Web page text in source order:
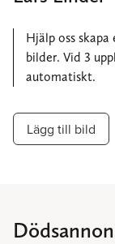
Hjälp oss
bilder. Vid 3
automatiskt.
Lägg till bild